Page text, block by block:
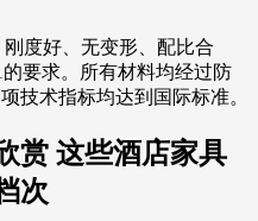
度好、无变形、配比合
要求。所有材料均经过防
技术指标均达到国际标准。
赏 这些酒店家具
次